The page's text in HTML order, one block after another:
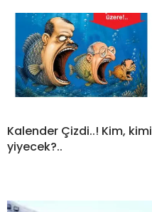
Kalender Çizdi..! Kim, kimi
yiyecek?..